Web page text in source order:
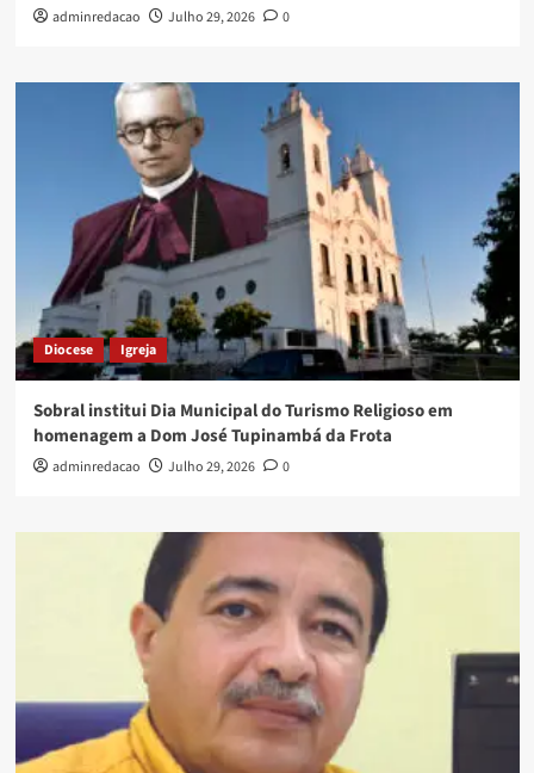
adminredacao Julho 29, 2026 0
Diocese Igreja
Sobral institui Dia Municipal do Turismo Religioso em
homenagem a Dom José Tupinambá da Frota
adminredacao Julho 29, 2026 0